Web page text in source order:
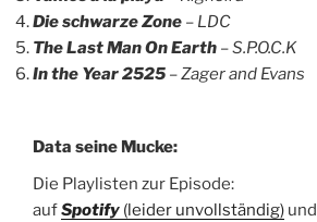
Die schwarze Zone – LDC
The Last Man On Earth –S.P.O.C.K
In the Year 2525 –Zager and Evans
Data seine Mucke:
Die Playlisten zur Episode:
aufSpotify (leider unvollständig) und